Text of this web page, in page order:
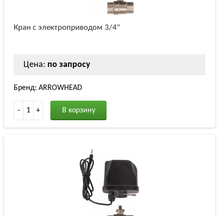
Кран с электроприводом 3/4"
Цена: по запросу
Бренд: ARROWHEAD
- 1 + В корзину